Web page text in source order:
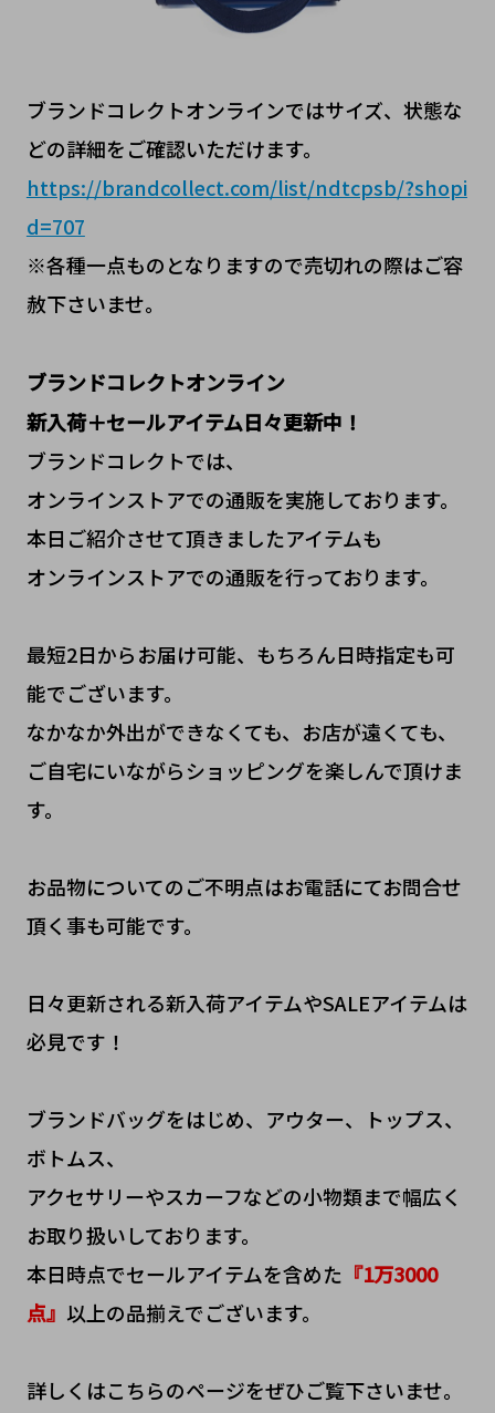
ブランドコレクトオンラインではサイズ、状態な
どの詳細をご確認いただけます。
https://brandcollect.com/list/ndtcpsb/?shopi
d=707
※各種一点ものとなりますので売切れの際はご容
赦下さいませ。
ブランドコレクトオンライン
新入荷＋セールアイテム日々更新中！
ブランドコレクトでは、
オンラインストアでの通販を実施しております。
本日ご紹介させて頂きましたアイテムも
オンラインストアでの通販を行っております。
最短2日からお届け可能、もちろん日時指定も可
能でございます。
なかなか外出ができなくても、お店が遠くても、
ご自宅にいながらショッピングを楽しんで頂けま
す。
お品物についてのご不明点はお電話にてお問合せ
頂く事も可能です。
日々更新される新入荷アイテムやSALEアイテムは
必見です！
ブランドバッグをはじめ、アウター、トップス、
ボトムス、
アクセサリーやスカーフなどの小物類まで幅広く
お取り扱いしております。
本日時点でセールアイテムを含めた 『1万3000
点』 以上の品揃えでございます。
詳しくはこちらのページをぜひご覧下さいませ。